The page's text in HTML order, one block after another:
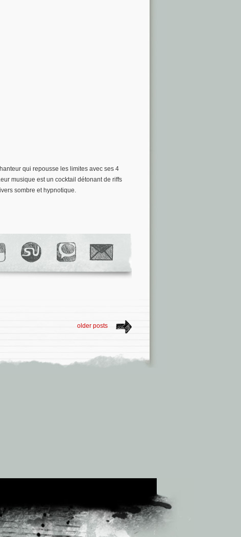
qui repousse les limites avec ses 4
musique est un cocktail détonant de riffs
sombre et hypnotique.
older posts